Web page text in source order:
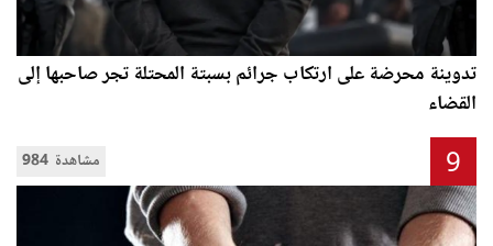
تدوينة محرضة على ارتكاب جرائم بسبتة المحتلة تجر صاحبها إلى
القضاء
984 مشاهدة 9